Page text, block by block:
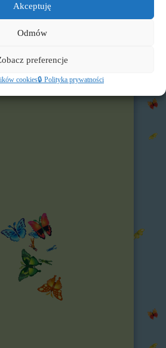
Akceptuję
Odmów
preferencje
cookies🔒 Polityka prywatności